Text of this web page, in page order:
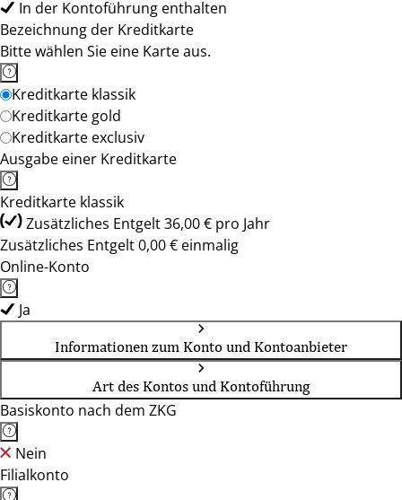
In der Kontoführung enthalten
Bezeichnung der Kreditkarte
Bitte wählen Sie eine Karte aus.
Kreditkarte klassik
Kreditkarte gold
Kreditkarte exclusiv
Ausgabe einer Kreditkarte
Kreditkarte klassik
Zusätzliches Entgelt 36,00 € pro Jahr
Zusätzliches Entgelt 0,00 € einmalig
Online-Konto
Ja
Informationen zum Konto und Kontoanbieter
Art des Kontos und Kontoführung
Basiskonto nach dem ZKG
Nein
Filialkonto